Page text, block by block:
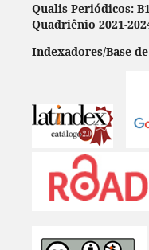
Qualis Periódicos:
Quadriênio 2021-
Indexadores/Base